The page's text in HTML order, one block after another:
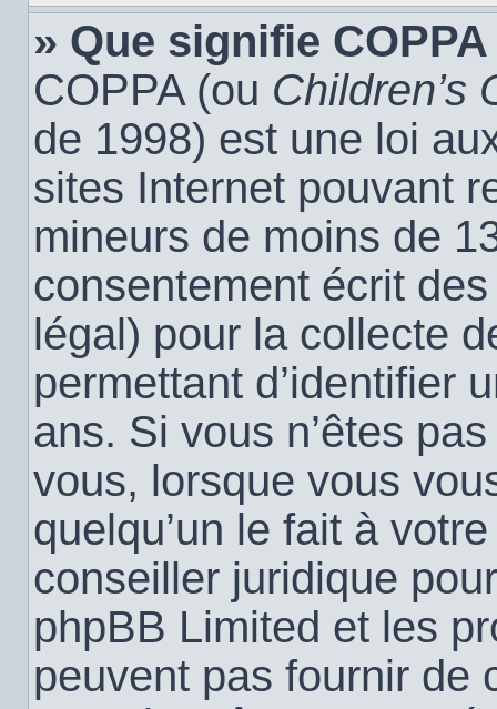
» Que signifie
COPPA (ou Children’s
de 1998) est une loi
sites Internet pouvant
mineurs de moins de
consentement écrit
légal) pour la collecte
permettant d’identifier
ans. Si vous n’êtes
vous, lorsque vous
quelqu’un le fait à
conseiller juridique
phpBB Limited et les
peuvent pas fournir de